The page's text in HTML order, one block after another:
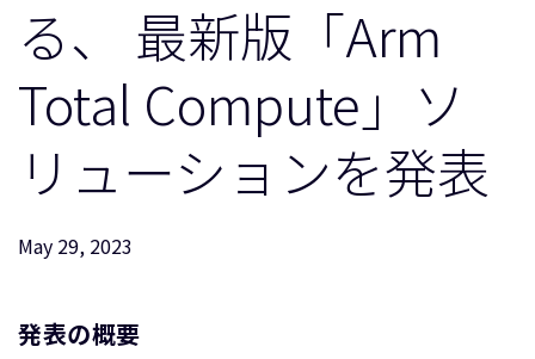
報道関連
人材採用
研究連携
ウェブサイト
IR関連
110 Fulbourn Road
企業情報
る、 最新版「Arm
Total Compute」ソ
リューションを発表
May 29, 2023
発表の概要